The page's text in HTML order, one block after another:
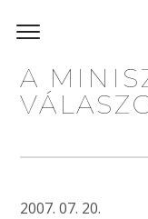
A
2007. 07. 20.